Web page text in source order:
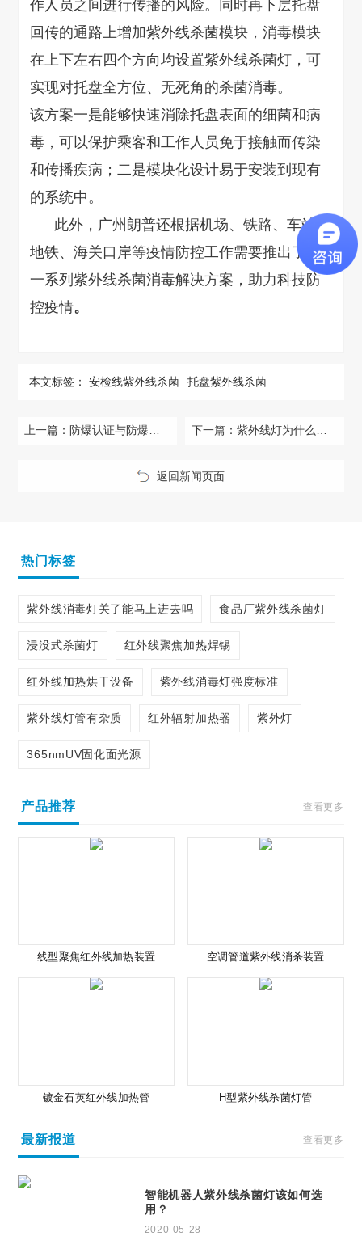
作人员之间进行传播的风险。同时再下层托盘
回传的通路上增加紫外线杀菌模块，消毒模块
在上下左右四个方向均设置紫外线杀菌灯，可
实现对托盘全方位、无死角的杀菌消毒。
该方案一是能够快速消除托盘表面的细菌和病
毒，可以保护乘客和工作人员免于接触而传染
和传播疾病；二是模块化设计易于安装到现有
的系统中。
此外，广州朗普还根据机场、铁路、车站、
地铁、海关口岸等疫情防控工作需要推出了等
一系列紫外线杀菌消毒解决方案，助力科技防
控疫情。
本文标签： 安检线紫外线杀菌 托盘紫外线杀菌
上一篇： 防爆认证与防爆紫外线杀菌灯有什么区别? 下一篇： 紫外线灯为什么要配电子镇流器？
返回新闻页面
热门标签
紫外线消毒灯关了能马上进去吗 食品厂紫外线杀菌灯
浸没式杀菌灯 红外线聚焦加热焊锡
红外线加热烘干设备 紫外线消毒灯强度标准
紫外线灯管有杂质 红外辐射加热器 紫外灯
365nmUV固化面光源
产品推荐 查看更多
线型聚焦红外线加热装置 空调管道紫外线消杀装置
镀金石英红外线加热管 H型紫外线杀菌灯管
最新报道 查看更多
智能机器人紫外线杀菌灯该如何选
用？
2020-05-28